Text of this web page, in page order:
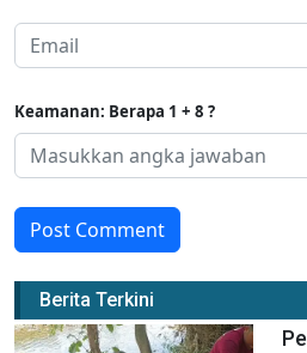
Keamanan: Berapa 1 + 8 ?
Post Comment
Berita Terkini